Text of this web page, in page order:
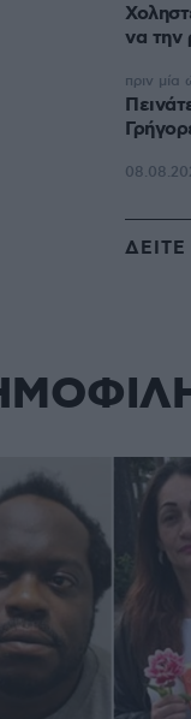
να την
πριν μία